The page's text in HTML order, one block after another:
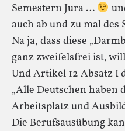
Semestern Jura …
auch ab und zu mal des
Na ja, dass diese
ganz zweifelsfrei ist,
Und Artikel 12 Absatz I
„Alle Deutschen haben
Arbeitsplatz und
Die Berufsausübung